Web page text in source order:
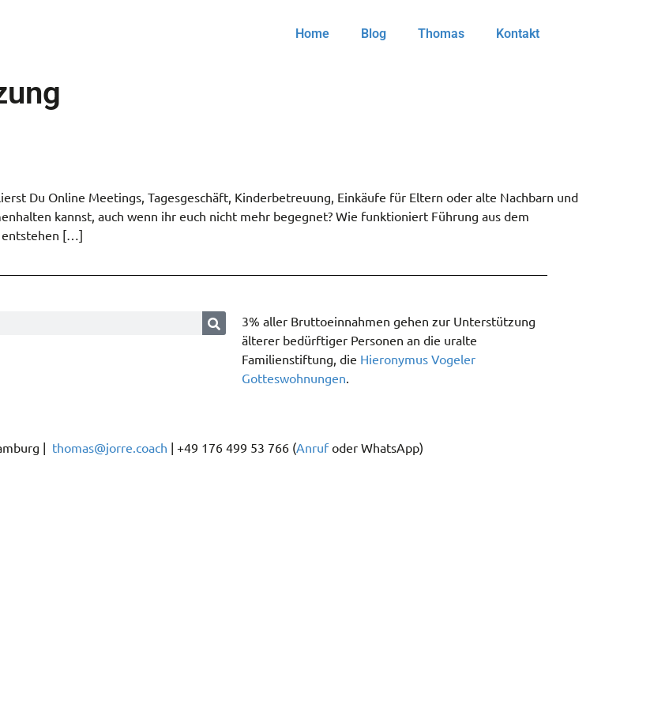
Home Blog Thomas Kontakt
Du Online Meetings, Tagesgeschäft, Kinderbetreuung, Einkäufe für Eltern oder alte Nachbarn und
kannst, auch wenn ihr euch nicht mehr begegnet? Wie funktioniert Führung aus dem
entstehen […]
3% aller Bruttoeinnahmen gehen zur Unterstützung
älterer bedürftiger Personen an die uralte
Familienstiftung, die Hieronymus Vogeler
Gotteswohnungen.
| thomas@jorre.coach | +49 176 499 53 766 (Anrufoder WhatsApp)